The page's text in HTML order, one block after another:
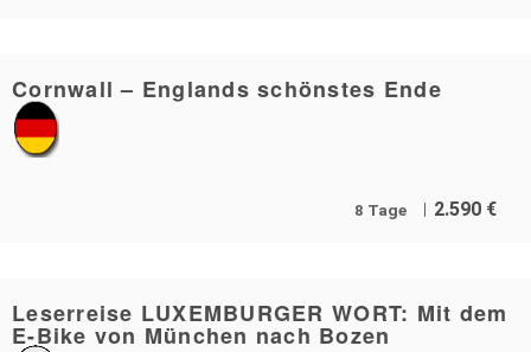
Cornwall – Englands schönstes Ende
8 Tage 2.590 €
Leserreise LUXEMBURGER WORT: Mit dem
E-Bike von München nach Bozen